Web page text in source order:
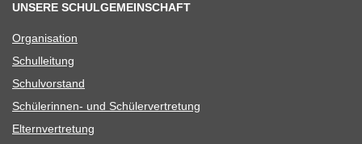
UNSERE SCHULGEMEINSCHAFT
Orga­ni­sa­tion
Schul­lei­tung
Schul­vor­stand
Schü­le­rin­nen- und Schülervertretung
Eltern­ver­tre­tung